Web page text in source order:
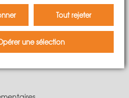
Tout rejeter
une sélection